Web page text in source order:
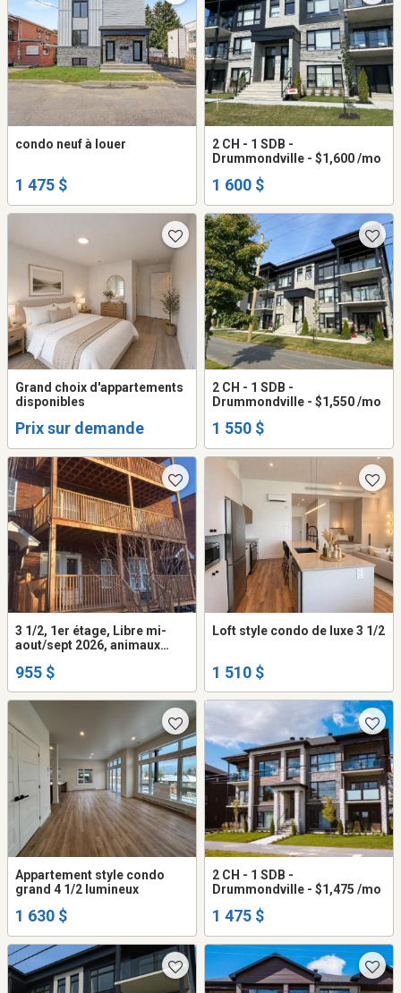
condo neuf à louer
1 475 $
2 CH - 1 SDB -
Drummondville - $1,600 /mo
1 600 $
Grand choix d'appartements
disponibles
Prix sur demande
2 CH - 1 SDB -
Drummondville - $1,550 /mo
1 550 $
3 1/2, 1er étage, Libre mi-
aout/sept 2026, animaux
955 $
Loft style condo de luxe 3 1/2
1 510 $
Appartement style condo
grand 4 1/2 lumineux
1 630 $
2 CH - 1 SDB -
Drummondville - $1,475 /mo
1 475 $